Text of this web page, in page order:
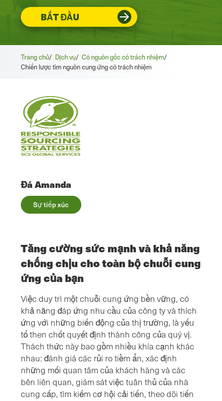
BẮT ĐẦU
Trang chủ/ Dịch vụ/ Có nguồn gốc có trách nhiệm/
Chiến lược tìm nguồn cung ứng có trách nhiệm
Đá Amanda
Sự tiếp xúc
Tăng cường sức mạnh và khả năng
chống chịu cho toàn bộ chuỗi cung
ứng của bạn
Việc duy trì một chuỗi cung ứng bền vững, có
khả năng đáp ứng nhu cầu của công ty và thích
ứng với những biến động của thị trường, là yếu
tố then chốt quyết định thành công của quý vị.
Thách thức này bao gồm nhiều khía cạnh khác
nhau: đánh giá các rủi ro tiềm ẩn, xác định
những mối quan tâm của khách hàng và các
bên liên quan, giám sát việc tuân thủ của nhà
cung cấp, tìm kiếm cơ hội cải tiến, theo dõi tiến